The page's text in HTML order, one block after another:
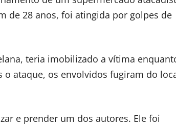
de 28 anos, foi atingida por golpes de
teria imobilizado a vítima
ataque, os envolvidos fugiram do
e prender um dos autores. Ele foi